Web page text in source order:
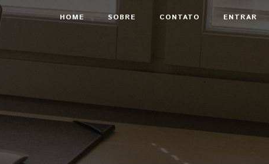
HOME SOBRE CONTATO ENTRAR